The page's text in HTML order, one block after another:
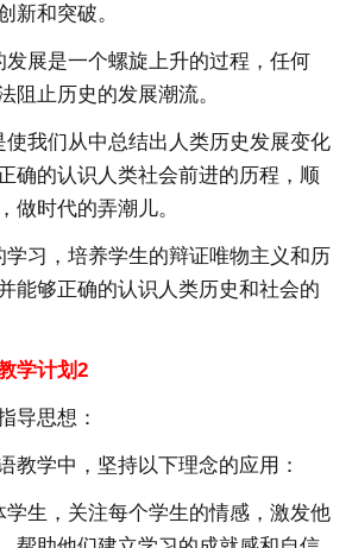
新和突破。
发展是一个螺旋上升的过程，任何
阻止历史的发展潮流。
使我们从中总结出人类历史发展变化
确的认识人类社会前进的历程，顺
做时代的弄潮儿。
学习，培养学生的辩证唯物主义和历
能够正确的认识人类历史和社会的
学计划2
导思想：
教学中，坚持以下理念的应用：
学生，关注每个学生的情感，激发他